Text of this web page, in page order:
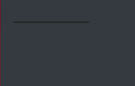
Consulte os Termos e